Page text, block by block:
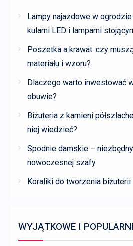
Lampy najazdowe w
kulami LED i lampami
Poszetka a krawat: czy
materiału i wzoru?
Dlaczego warto inwestować
obuwie?
Biżuteria z kamieni
niej wiedzieć?
Spodnie damskie –
nowoczesnej szafy
Koraliki do tworzenia
WYJĄTKOWE I